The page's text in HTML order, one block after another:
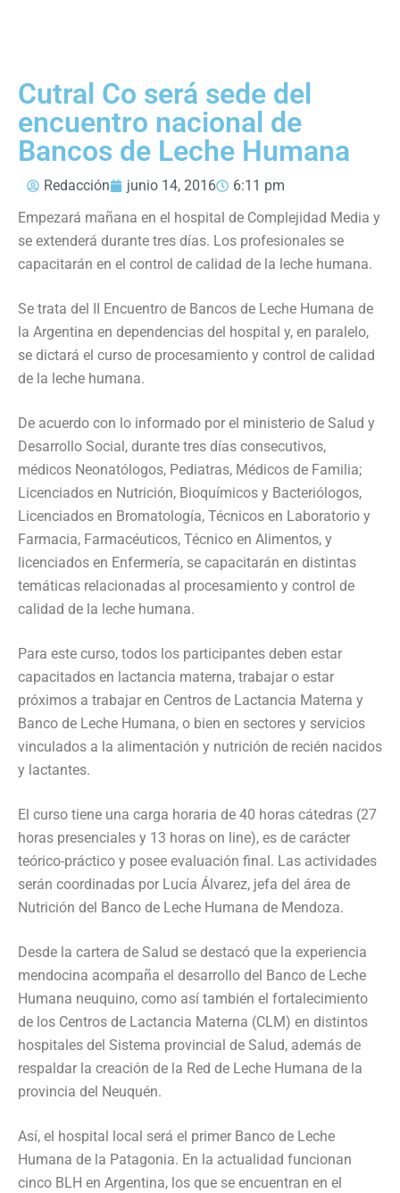
Cutral Co será sede del
encuentro nacional de
Bancos de Leche Humana
Redacción junio 14, 2016
6:11 pm
Empezará mañana en el hospital de Complejidad Media y
se extenderá durante tres días. Los profesionales se
capacitarán en el control de calidad de la leche humana.
Se trata del II Encuentro de Bancos de Leche Humana de
la Argentina en dependencias del hospital y, en paralelo,
se dictará el curso de procesamiento y control de calidad
de la leche humana.
De acuerdo con lo informado por el ministerio de Salud y
Desarrollo Social, durante tres días consecutivos,
médicos Neonatólogos, Pediatras, Médicos de Familia;
Licenciados en Nutrición, Bioquímicos y Bacteriólogos,
Licenciados en Bromatología, Técnicos en Laboratorio y
Farmacia, Farmacéuticos, Técnico en Alimentos, y
licenciados en Enfermería, se capacitarán en distintas
temáticas relacionadas al procesamiento y control de
calidad de la leche humana.
Para este curso, todos los participantes deben estar
capacitados en lactancia materna, trabajar o estar
próximos a trabajar en Centros de Lactancia Materna y
Banco de Leche Humana, o bien en sectores y servicios
vinculados a la alimentación y nutrición de recién nacidos
y lactantes.
El curso tiene una carga horaria de 40 horas cátedras (27
horas presenciales y 13 horas on line), es de carácter
teórico-práctico y posee evaluación final. Las actividades
serán coordinadas por Lucía Álvarez, jefa del área de
Nutrición del Banco de Leche Humana de Mendoza.
Desde la cartera de Salud se destacó que la experiencia
mendocina acompaña el desarrollo del Banco de Leche
Humana neuquino, como así también el fortalecimiento
de los Centros de Lactancia Materna (CLM) en distintos
hospitales del Sistema provincial de Salud, además de
respaldar la creación de la Red de Leche Humana de la
provincia del Neuquén.
Así, el hospital local será el primer Banco de Leche
Humana de la Patagonia. En la actualidad funcionan
cinco BLH en Argentina, los que se encuentran en el